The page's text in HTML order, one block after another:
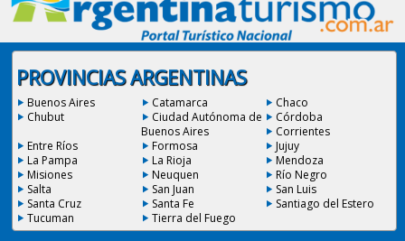
PROVINCIAS ARGENTINAS
Buenos Aires Catamarca
Chaco
Chubut
Ciudad Autónoma de
Buenos Aires
Córdoba
Corrientes
Entre Ríos
Formosa
Jujuy
La Pampa
La Rioja
Mendoza
Misiones
Neuquen
Río Negro
Salta
San Juan
San Luis
Santa Cruz
Santa Fe
Santiago del Estero
Tucuman
Tierra del Fuego